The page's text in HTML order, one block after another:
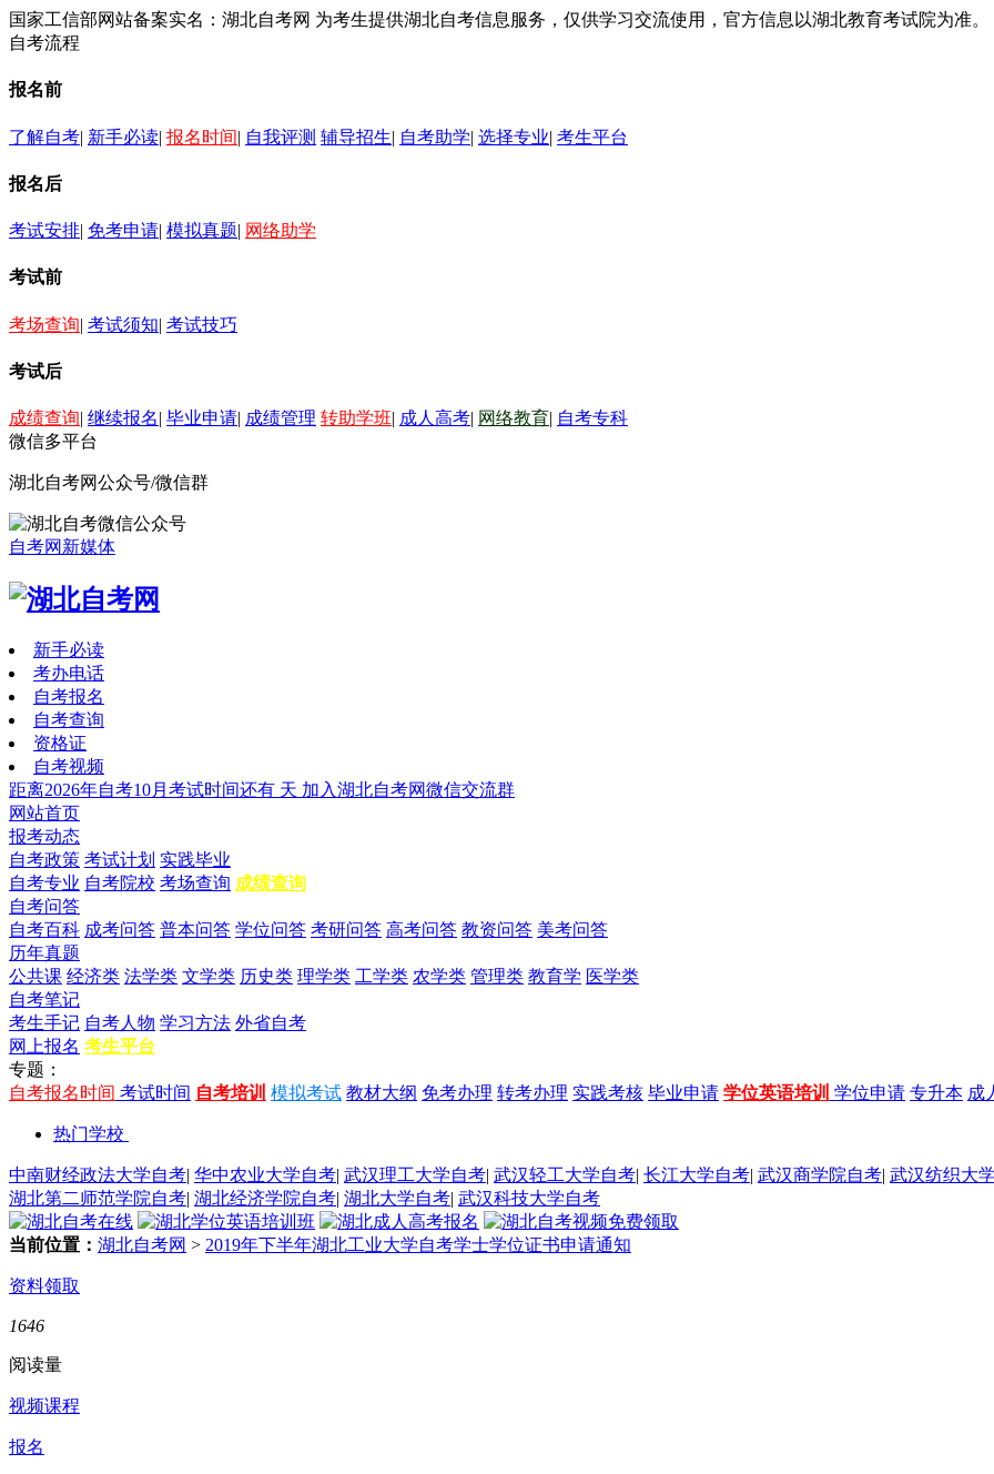
国家工信部网站备案实名：湖北自考网 为考生提供湖北自考信息服务，仅供学习交流使用，官方信息以湖北教育考试院为准。
自考流程
报名前
了解自考| 新手必读| 报名时间| 自我评测 辅导招生| 自考助学| 选择专业| 考生平台
报名后
考试安排| 免考申请| 模拟真题| 网络助学
考试前
考场查询| 考试须知| 考试技巧
考试后
成绩查询| 继续报名| 毕业申请| 成绩管理 转助学班| 成人高考| 网络教育| 自考专科
微信多平台
湖北自考网公众号/微信群
自考网新媒体
新手必读
考办电话
自考报名
自考查询
资格证
自考视频
距离2026年自考10月考试时间还有 天 加入湖北自考网微信交流群
网站首页
报考动态
自考政策 考试计划 实践毕业
自考专业 自考院校 考场查询 成绩查询
自考问答
自考百科 成考问答 普本问答 学位问答 考研问答 高考问答 教资问答 美考问答
历年真题
公共课 经济类 法学类 文学类 历史类 理学类 工学类 农学类 管理类 教育学 医学类
自考笔记
考生手记 自考人物 学习方法 外省自考
网上报名 考生平台
专题：
自考报名时间 考试时间 自考培训 模拟考试 教材大纲 免考办理 转考办理 实践考核 毕业申请 学位英语培训 学位申请 专升本 成
热门学校
中南财经政法大学自考| 华中农业大学自考| 武汉理工大学自考| 武汉轻工大学自考| 长江大学自考| 武汉商学院自考| 武汉纺织大
湖北第二师范学院自考| 湖北经济学院自考| 湖北大学自考| 武汉科技大学自考
当前位置： 湖北自考网 > 2019年下半年湖北工业大学自考学士学位证书申请通知
资料领取
1646
阅读量
视频课程
报名